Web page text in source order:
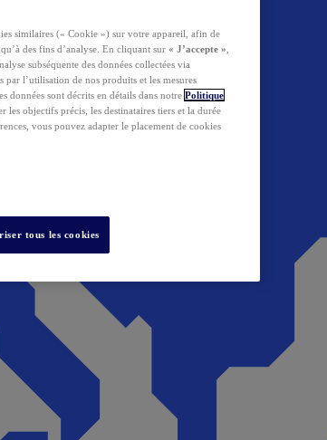
similaires (« Cookie ») sur votre appareil, afin de
des fins d’analyse. En cliquant sur « J’accepte »
subséquente des données collectées via
par l’utilisation de nos produits et les mesures
données sont décrits en détails dans notre Politique
les objectifs précis, les destinataires tiers et la durée
vous pouvez adapter le placement de cookies
tous les cookies